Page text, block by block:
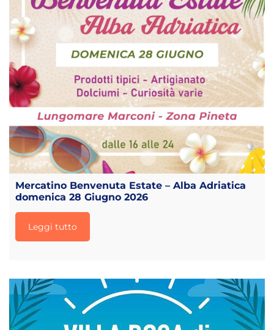
Mercatino Benvenuta Estate – Alba Adriatica
domenica 28 Giugno 2026
Leggi tutto